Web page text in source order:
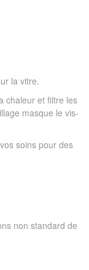
la vitre.
chaleur et filtre les
masque le vis-
soins pour des
non standard de